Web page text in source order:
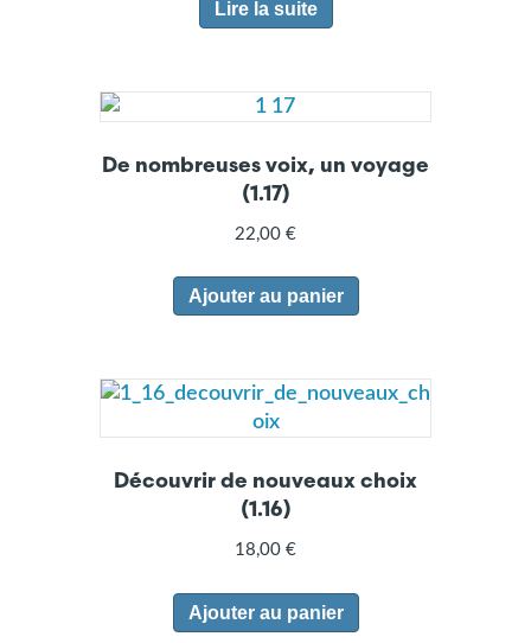
Lire la suite
De nombreuses voix, un voyage
(1.17)
22,00 €
Ajouter au panier
Découvrir de nouveaux choix
(1.16)
18,00 €
Ajouter au panier